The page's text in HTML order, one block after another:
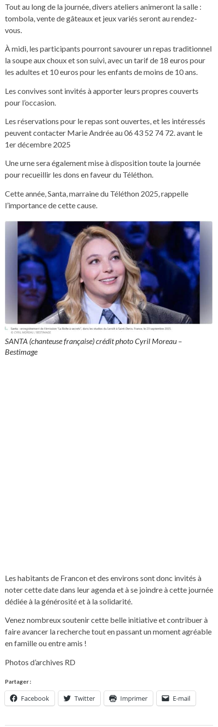
Tout au long de la journée, divers ateliers animeront la salle :
tombola, vente de gâteaux et jeux variés seront au rendez-
vous.
À midi, les participants pourront savourer un repas traditionnel
la soupe aux choux et son suivi, avec un tarif de 18 euros pour
les adultes et 10 euros pour les enfants de moins de 10 ans.
Les convives sont invités à apporter leurs propres couverts
pour l’occasion.
Les réservations pour le repas sont ouvertes, et les intéressés
peuvent contacter Marie Andrée au 06 43 52 74 72. avant le
1er décembre 2025
Une urne sera également mise à disposition toute la journée
pour recueillir les dons en faveur du Téléthon.
Cette année, Santa, marraine du Téléthon 2025, rappelle
l’importance de cette cause.
SANTA (chanteuse française) crédit photo Cyril Moreau –
Bestimage
Les habitants de Francon et des environs sont donc invités à
noter cette date dans leur agenda et à se joindre à cette journée
dédiée à la générosité et à la solidarité.
Venez nombreux soutenir cette belle initiative et contribuer à
faire avancer la recherche tout en passant un moment agréable
en famille ou entre amis !
Photos d’archives RD
Partager :
Facebook Twitter Imprimer E-mail